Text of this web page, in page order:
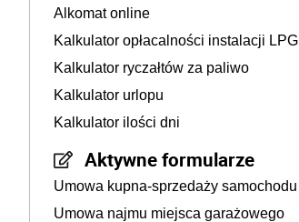
Alkomat online
Kalkulator opłacalności instalacji LPG
Kalkulator ryczałtów za paliwo
Kalkulator urlopu
Kalkulator ilości dni
Aktywne formularze
Umowa kupna-sprzedaży samochodu
Umowa najmu miejsca garażowego